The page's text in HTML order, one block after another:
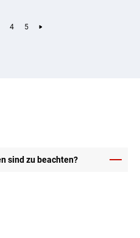
4 5
sind zu beachten?